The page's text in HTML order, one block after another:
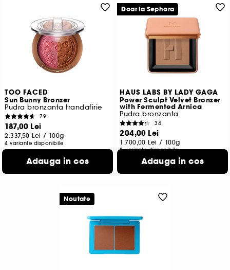
TOO FACED
Sun Bunny Bronzer
Pudra bronzanta trandafirie
79
187,00 Lei
2.337,50 Lei / 100g
4 variante disponibile
Adauga in cos
HAUS LABS BY LADY GAGA
Power Sculpt Velvet Bronzer
with Fermented Arnica
Pudra bronzanta
34
204,00 Lei
1.700,00 Lei / 100g
8 variante disponibile
Adauga in cos
Doar la Sephora
Noutate